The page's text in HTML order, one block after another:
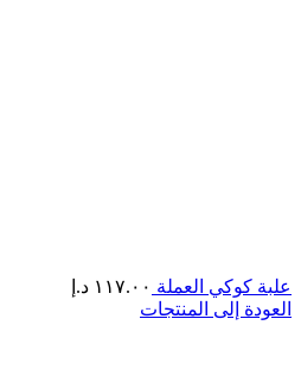
علبة كوكي العملة ١١٧.٠٠ د.إ
العودة إلى المنتجات